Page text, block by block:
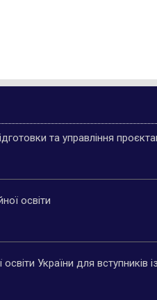
та управління
освіти
України для